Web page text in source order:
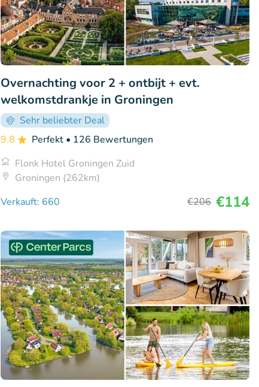
Overnachting voor 2 + ontbijt + evt.
welkomstdrankje in Groningen
Sehr beliebter Deal
9.8
Perfekt • 126 Bewertungen
Flonk Hotel Groningen Zuid
Groningen (262km)
Verkauft: 660
€206 €114